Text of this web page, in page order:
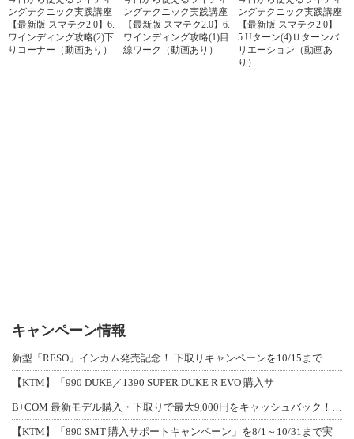
ングテクニック実践講座
【最新版 スマテク2.0】6.
ワインディング攻略(2)下
りコーナー（動画あり）
ングテクニック実践講座
【最新版 スマテク2.0】6.
ワインディング攻略(1)目
線ワーク（動画あり）
ングテクニック実践講座
【最新版 スマテク2.0】
5.Uターン(4)Ｕターンバ
リエーション（動画あ
り）
キャンペーン情報
新型「RESO」インカム発売記念！ 下取りキャンペーンを10/15まで延長して開
【KTM】「990 DUKE／1390 SUPER DUKE R EVO 購入サ
B+COM 最新モデル購入・下取りで最大9,000円をキャッシュバック！「B+F
【KTM】「890 SMT 購入サポートキャンペーン」を8/1～10/31まで実